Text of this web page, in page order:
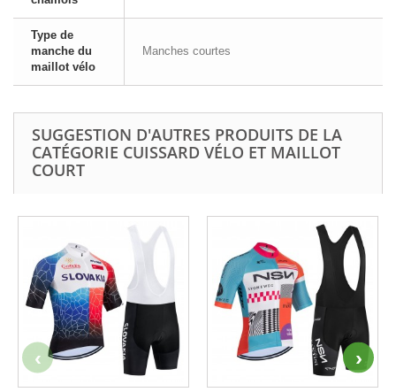
Type de
manche du
maillot vélo
Manches courtes
SUGGESTION D'AUTRES PRODUITS DE LA
CATÉGORIE CUISSARD VÉLO ET MAILLOT
COURT